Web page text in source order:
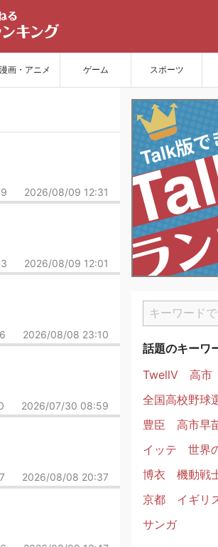
漫画・アニメ ゲーム スポーツ
2026/08/09 12:31
2026/08/09 12:01
2026/08/08 23:10
2026/07/30 08:59
2026/08/08 20:37
話題のキーワ
TwellV
高市
全国高校野球
豊臣
高市早
イッテ
世界
博衣
機動戦
京都
イギリ
サンガ